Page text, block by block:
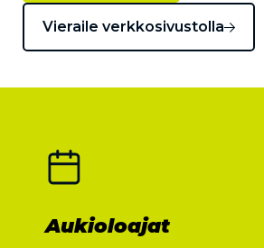
Vieraile verkkosivustolla
Aukioloajat